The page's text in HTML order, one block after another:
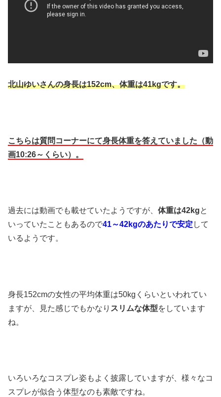
北山ゆいさんの身長は152cm、体重は41kgです。
こちらは質問コーナーにて身長体重を答えていました（動
画10:26～くらい）。
過去には動画でも載せていたようですが、 体重は42kgと
いっていたこともあるので41～42kgのあたりで安定 して
いるようです。
身長152cmの女性の平均体重は50kg くらいといわれてい
ますが、見た感じでもかなり スリムな体型をしています
ね。
いろいろなコスプレ姿もよく披露していますが、様々なコ
スプレが似合う体型なのも素敵ですね。